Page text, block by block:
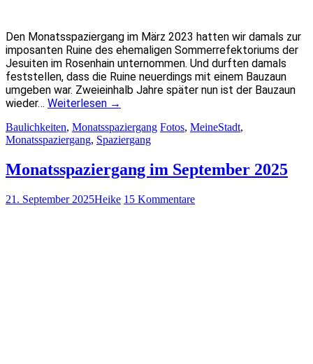
Den Monatsspaziergang im März 2023 hatten wir damals zur
imposanten Ruine des ehemaligen Sommerrefektoriums der
Jesuiten im Rosenhain unternommen. Und durften damals
feststellen, dass die Ruine neuerdings mit einem Bauzaun
umgeben war. Zweieinhalb Jahre später nun ist der Bauzaun
wieder… Weiterlesen →
Baulichkeiten, Monatsspaziergang Fotos, MeineStadt,
Monatsspaziergang, Spaziergang
Monatsspaziergang im September 2025
21. September 2025Heike 15 Kommentare